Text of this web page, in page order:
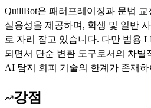
QuillBot은 패러프레이징과 문법
실용성을 제공하며, 학생 및 일반
로 자리 잡고 있습니다. 다만 범용
되면서 단순 변환 도구로서의 차별
AI 탐지 회피 기술의 한계가 존재
강점